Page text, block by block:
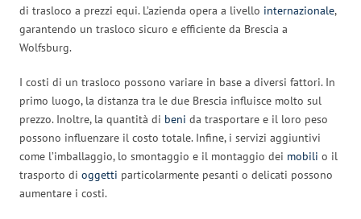
di trasloco a prezzi equi. L’azienda opera a livello internazionale,
garantendo un trasloco sicuro e efficiente da Brescia a
Wolfsburg.
I costi di un trasloco possono variare in base a diversi fattori. In
primo luogo, la distanza tra le due Brescia influisce molto sul
prezzo. Inoltre, la quantità di beni da trasportare e il loro peso
possono influenzare il costo totale. Infine, i servizi aggiuntivi
come l’imballaggio, lo smontaggio e il montaggio dei mobili o il
trasporto di oggetti particolarmente pesanti o delicati possono
aumentare i costi.